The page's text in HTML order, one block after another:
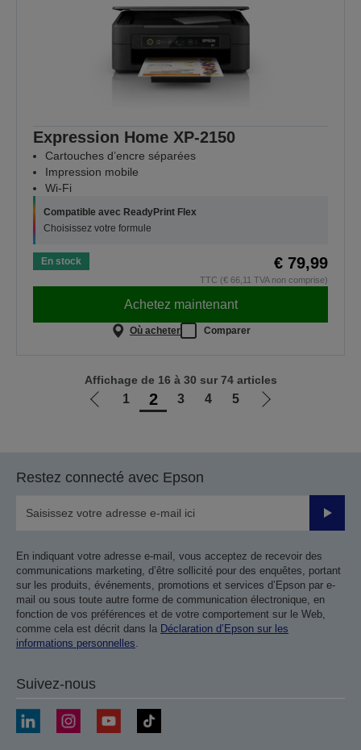
Expression Home XP-2150
Cartouches d’encre séparées
Impression mobile
Wi-Fi
Compatible avec ReadyPrint Flex
Choisissez votre formule
En stock € 79,99
TTC (€ 66,11 TVA non comprise)
Achetez maintenant
Où acheter Comparer
Aller
précédente
1 2 3 4 5
Aller
Affichage de 16 à 30 sur 74 articles
Restez connecté avec Epson
Valider
En indiquant votre adresse e-mail, vous acceptez de recevoir des
communications marketing, d’être sollicité pour des enquêtes, portant
sur les produits, événements, promotions et services d’Epson par e-
mail ou sous toute autre forme de communication électronique, en
fonction de vos préférences et de votre comportement sur le Web,
comme cela est décrit dans la Déclaration d’Epson sur les
informations personnelles.
Suivez-nous